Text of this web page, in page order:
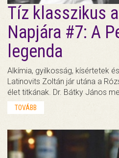
Tíz klasszikus
Napjára #7: A
legenda
Alkímia, gyilkosság, kísértetek
Latinovits Zoltán jár utána a
élet titkának. Dr. Bátky János
TOVÁBB